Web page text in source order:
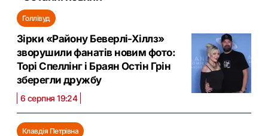
Голлівуд
Зірки «Району Беверлі-Хіллз»
зворушили фанатів новим фото:
Торі Спеллінг і Браян Остін Грін
зберегли дружбу
6 серпня 19:24
Клавдія Петрівна